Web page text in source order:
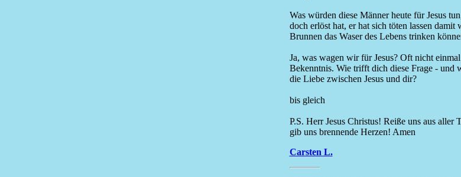
Was würden diese Männer heute für Jesus
doch erlöst hat, er hat sich töten lassen damit
Brunnen das Waser des Lebens trinken
Ja, was wagen wir für Jesus? Oft nicht
Bekenntnis. Wie trifft dich diese Frage - und
die Liebe zwischen Jesus und dir?
bis gleich
P.S. Herr Jesus Christus! Reiße uns aus aller
gib uns brennende Herzen! Amen
Carsten L.